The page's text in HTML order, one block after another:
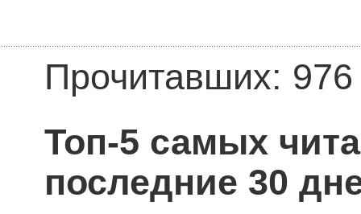
Прочитавших: 976
Топ-5 самых
последние 30